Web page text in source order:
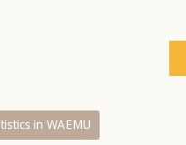
in WAEMU